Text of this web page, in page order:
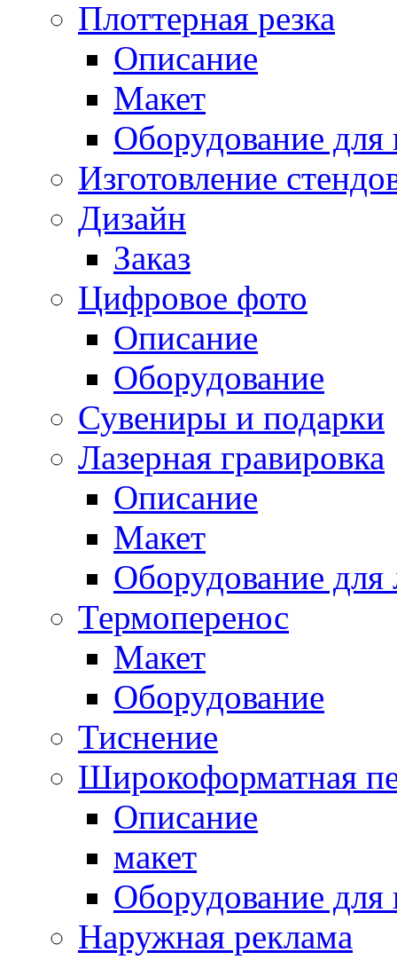
Плоттерная резка
Описание
Макет
Оборудование для
Изготовление
Дизайн
Заказ
Цифровое фото
Описание
Оборудование
Сувениры и подарки
Лазерная гравировка
Описание
Макет
Оборудование для
Термоперенос
Макет
Оборудование
Тиснение
Широкоформатная
Описание
макет
Оборудование
Наружная реклама